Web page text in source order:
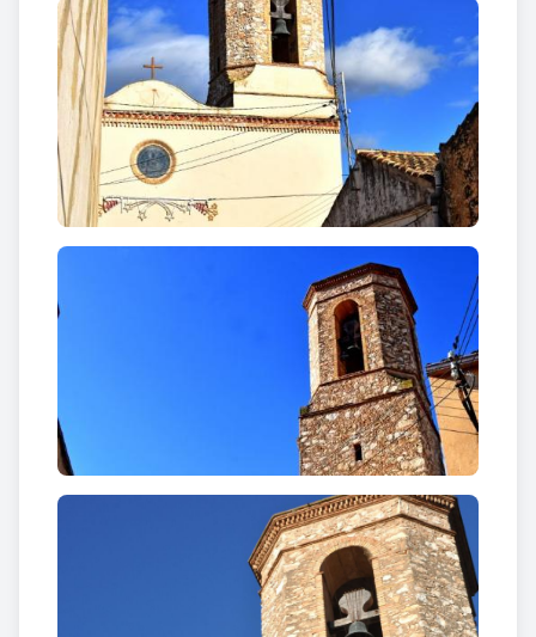
finestres d'arc de mig punt on es troben dues
campanes. La façana, arrebossada i pintada, és
rematada per un capcer semicircular on hi ha un
rellotge de sol de tipus vertical declinant, amb línies
horàries de 6 a 6, amb xifres aràbigues a les 6, a les
9, a les 12, a les 3 i a les 6.
L'interior presenta una nau central amb capelles
laterals d'arc de mig punt. La coberta és de volta de
canó. L'absis és decorat amb una gran conquilla. Als
peus de l'església es troba el cor, sostingut per un
, juntament amb cal Gener, és una de les
cases històriques (segles XV-XVI) del nucli deles
Peces
. És un edifici de tres plantes. Als baixos
destaca el potent contrafort situat al banda
esquerra de la porta d'accés d’arc de mig punt
dovellat. El pis principal, entre dues finestres, el
presideix un rellotge de sol amb la data 1831. Les
golfes presenten una sèrie de finestres d'arc
carpanell amb una línia d'impostes molt marcada.